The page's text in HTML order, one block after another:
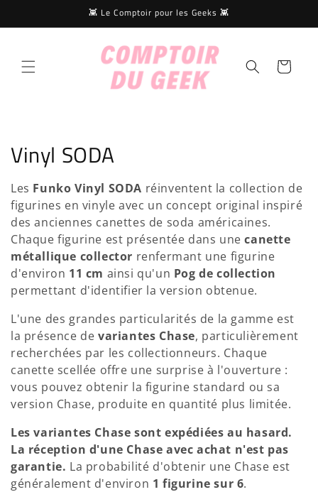
au
👾 Le Comptoir pour les Geeks 👾
Panier
C
o
l
l
e
c
t
i
o
n
:
Vinyl SODA
Les Funko Vinyl SODA réinventent la collection de
figurines en vinyle avec un concept original inspiré
des anciennes canettes de soda américaines.
Chaque figurine est présentée dans unecanette
métallique collector renfermant une figurine
d'environ 11 cm ainsi qu'un Pog de collection
permettant d'identifier la version obtenue.
L'une des grandes particularités de la gamme est
la présence de variantes Chase, particulièrement
recherchées par les collectionneurs. Chaque
canette scellée offre une surprise à l'ouverture :
vous pouvez obtenir la figurine standard ou sa
version Chase, produite en quantité plus limitée.
Les variantes Chase sont expédiées au hasard.
La réception d'une Chase avec achat n'est pas
garantie. La probabilité d'obtenir une Chase est
généralement d'environ 1 figurine sur 6.